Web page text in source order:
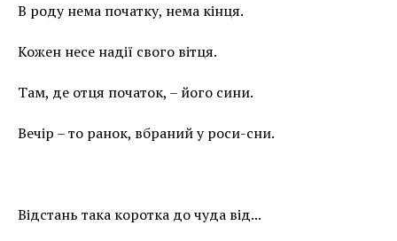
В роду нема початку, нема кінця.
Кожен несе надії свого вітця.
Там, де отця початок, – його сини.
Вечір – то ранок, вбраний у роси-сни.
Відстань така коротка до чуда від...